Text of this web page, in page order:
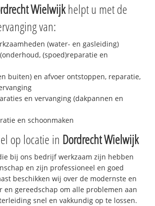
Wielwijkhelpt u met de
van:
(water- en gasleiding)
(spoed)reparatie en
buiten) en afvoer ontstoppen, reparatie,
en vervanging (dakpannen en
en schoonmaken
op locatie in Dordrecht Wielwijk
bij ons bedrijf werkzaam zijn hebben
en zijn professioneel en goed
beschikken wij over de modernste en
en gereedschap om alle problemen aan
snel en vakkundig op te lossen.